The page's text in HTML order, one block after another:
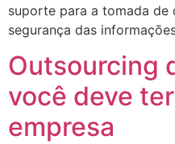
suporte para a tomada de
segurança das
Outsourcing
você deve
empresa